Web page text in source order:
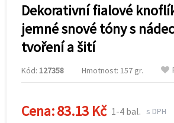
Dekorativní fialové
jemné snové tóny s
tvoření a šití
Kód: 127358 Hmotnost: 157 gr.
Cena:83.13 Kč 1-4 bal. s DPH